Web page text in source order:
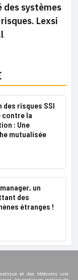
des systèmes
Lexsi
des risques SSI
la
: Une
mutualisée
un
des
étranges !
et des télécoms une